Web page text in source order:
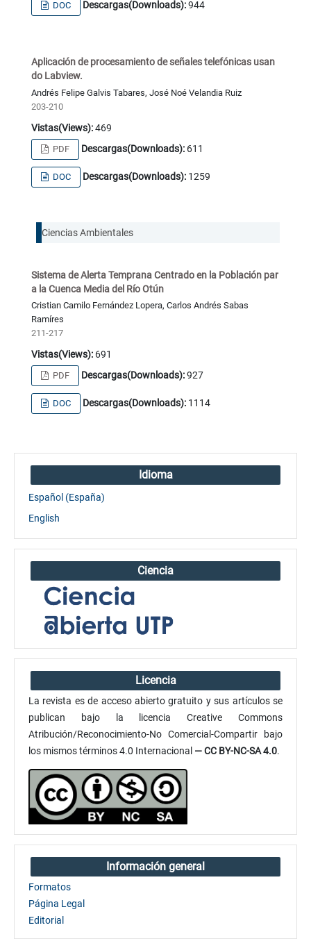
DOC Descargas(Downloads):944
Aplicación de procesamiento de señales telefónicas usan
do Labview.
Andrés Felipe Galvis Tabares, José Noé Velandia Ruiz
203-210
Vistas(Views):469
PDF Descargas(Downloads): 611
DOC Descargas(Downloads): 1259
Ciencias Ambientales
Sistema de Alerta Temprana Centrado en la Población par
a la Cuenca Media del Río Otún
Cristian Camilo Fernández Lopera, Carlos Andrés Sabas
Ramíres
211-217
Vistas(Views):691
PDF Descargas(Downloads):927
DOC Descargas(Downloads): 1114
Idioma
Español (España)
English
Ciencia
Licencia
La revista es de acceso abierto gratuito y sus artículos se
publican bajo la licencia Creative Commons
Atribución/Reconocimiento-No Comercial-Compartir bajo
los mismos términos 4.0 Internacional — CC BY-NC-SA 4.0.
Información general
Formatos
Página Legal
Editorial